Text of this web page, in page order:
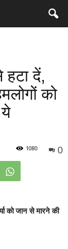
दें,
को
0
1080
को जान से मारने की